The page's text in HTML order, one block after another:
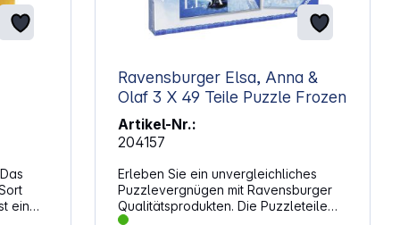
ein
Ravensburger Elsa, Anna &
Olaf 3 X 49 Teile Puzzle Frozen
Artikel-Nr.:
204157
Erleben Sie ein unvergleichliches
Puzzlevergnügen mit Ravensburger
Qualitätsprodukten. Die Puzzleteile